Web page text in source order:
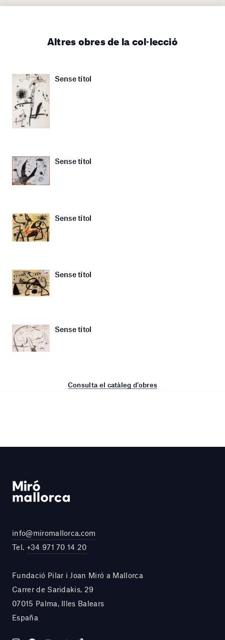
Altres obres de la col·lecció
Sense títol
Sense títol
Sense títol
Sense títol
Sense títol
Consulta el catàleg d’obres
info@miromallorca.com
Tel. +34 971 70 14 20
Fundació Pilar i Joan Miró a Mallorca
Carrer de Saridakis, 29
07015 Palma, Illes Balears
España